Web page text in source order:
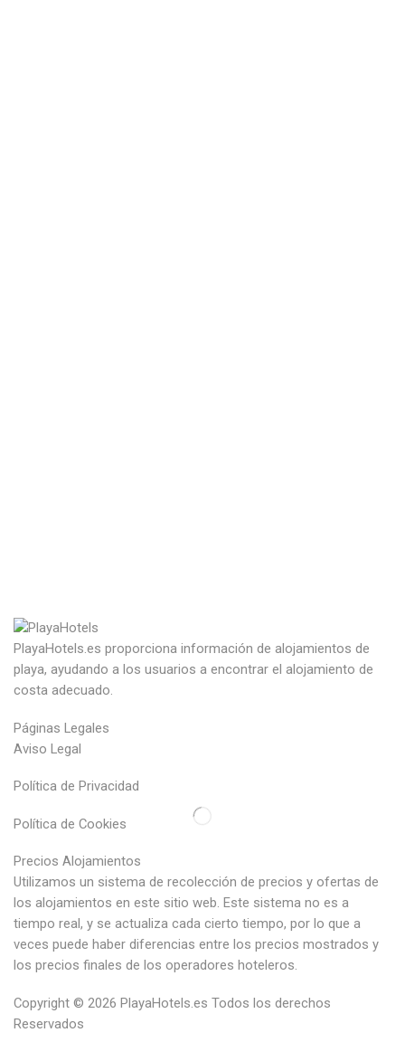
PlayaHotels.es proporciona información de alojamientos de
playa, ayudando a los usuarios a encontrar el alojamiento de
costa adecuado.
Páginas Legales
Aviso Legal
Política de Privacidad
Política de Cookies
Precios Alojamientos
Utilizamos un sistema de recolección de precios y ofertas de
los alojamientos en este sitio web. Este sistema no es a
tiempo real, y se actualiza cada cierto tiempo, por lo que a
veces puede haber diferencias entre los precios mostrados y
los precios finales de los operadores hoteleros.
Copyright © 2026 PlayaHotels.es Todos los derechos
Reservados